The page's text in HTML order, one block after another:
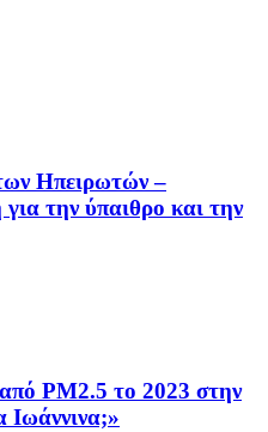
Ηπειρωτών –
την ύπαιθρο και την
PM2.5 το 2023 στην
Ιωάννινα;»